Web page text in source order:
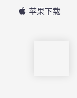
苹果下载